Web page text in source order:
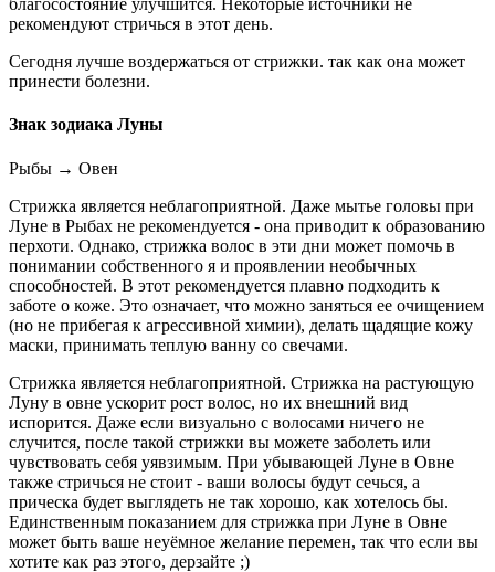
благосостояние улучшится. Некоторые источники не
рекомендуют стричься в этот день.
Сегодня лучше воздержаться от стрижки. так как она может
принести болезни.
Знак зодиака Луны
Рыбы → Овен
Стрижка является неблагоприятной. Даже мытье головы при
Луне в Рыбах не рекомендуется - она приводит к образованию
перхоти. Однако, стрижка волос в эти дни может помочь в
понимании собственного я и проявлении необычных
способностей. В этот рекомендуется плавно подходить к
заботе о коже. Это означает, что можно заняться ее очищением
(но не прибегая к агрессивной химии), делать щадящие кожу
маски, принимать теплую ванну со свечами.
Стрижка является неблагоприятной. Стрижка на растующую
Луну в овне ускорит рост волос, но их внешний вид
испорится. Даже если визуально с волосами ничего не
случится, после такой стрижки вы можете заболеть или
чувствовать себя уявзимым. При убывающей Луне в Овне
также стричься не стоит - ваши волосы будут сечься, а
прическа будет выглядеть не так хорошо, как хотелось бы.
Единственным показанием для стрижка при Луне в Овне
может быть ваше неуёмное желание перемен, так что если вы
хотите как раз этого, дерзайте ;)